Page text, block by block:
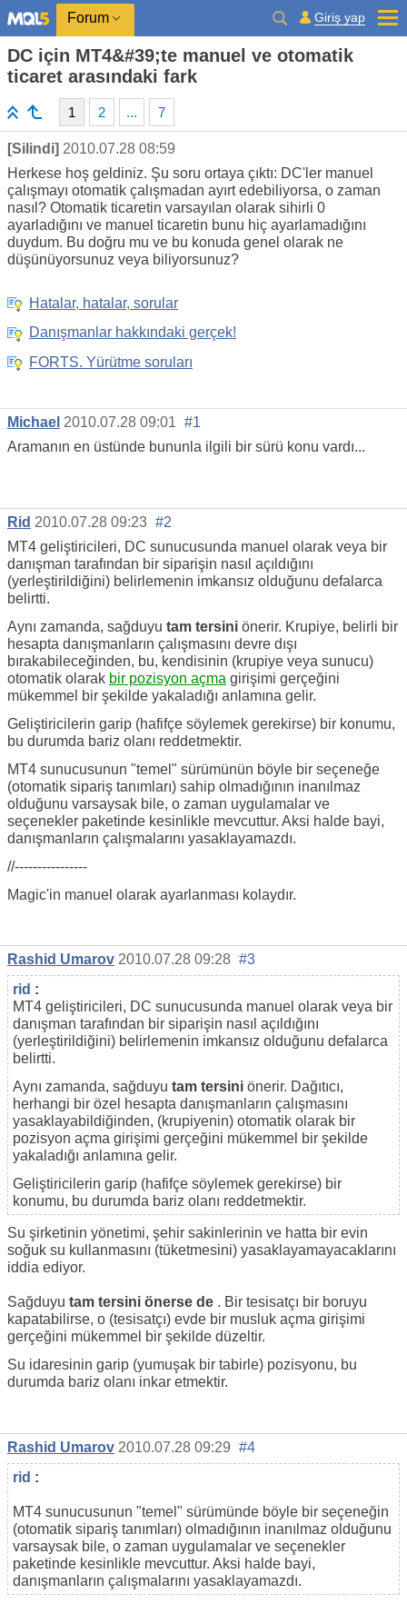
Forum Giriş yap
DC için MT4&#39;te manuel ve otomatik
ticaret arasındaki fark
1 2 ... 7
[Silindi] 2010.07.28 08:59
Herkese hoş geldiniz. Şu soru ortaya çıktı: DC'ler manuel
çalışmayı otomatik çalışmadan ayırt edebiliyorsa, o zaman
nasıl? Otomatik ticaretin varsayılan olarak sihirli 0
ayarladığını ve manuel ticaretin bunu hiç ayarlamadığını
duydum. Bu doğru mu ve bu konuda genel olarak ne
düşünüyorsunuz veya biliyorsunuz?
Hatalar, hatalar, sorular
Danışmanlar hakkındaki gerçek!
FORTS. Yürütme soruları
Michael 2010.07.28 09:01 #1
Aramanın en üstünde bununla ilgili bir sürü konu vardı...
Rid 2010.07.28 09:23 #2
MT4 geliştiricileri, DC sunucusunda manuel olarak veya bir
danışman tarafından bir siparişin nasıl açıldığını
(yerleştirildiğini) belirlemenin imkansız olduğunu defalarca
belirtti.
Aynı zamanda, sağduyu tam tersini önerir. Krupiye, belirli bir
hesapta danışmanların çalışmasını devre dışı
bırakabileceğinden, bu, kendisinin (krupiye veya sunucu)
otomatik olarak bir pozisyon açma girişimi gerçeğini
mükemmel bir şekilde yakaladığı anlamına gelir.
Geliştiricilerin garip (hafifçe söylemek gerekirse) bir konumu,
bu durumda bariz olanı reddetmektir.
MT4 sunucusunun "temel" sürümünün böyle bir seçeneğe
(otomatik sipariş tanımları) sahip olmadığının inanılmaz
olduğunu varsaysak bile, o zaman uygulamalar ve
seçenekler paketinde kesinlikle mevcuttur. Aksi halde bayi,
danışmanların çalışmalarını yasaklayamazdı.
//----------------
Magic'in manuel olarak ayarlanması kolaydır.
Rashid Umarov 2010.07.28 09:28 #3
rid :
MT4 geliştiricileri, DC sunucusunda manuel olarak veya bir
danışman tarafından bir siparişin nasıl açıldığını
(yerleştirildiğini) belirlemenin imkansız olduğunu defalarca
belirtti.
Aynı zamanda, sağduyu tam tersini önerir. Dağıtıcı,
herhangi bir özel hesapta danışmanların çalışmasını
yasaklayabildiğinden, (krupiyenin) otomatik olarak bir
pozisyon açma girişimi gerçeğini mükemmel bir şekilde
yakaladığı anlamına gelir.
Geliştiricilerin garip (hafifçe söylemek gerekirse) bir
konumu, bu durumda bariz olanı reddetmektir.
Su şirketinin yönetimi, şehir sakinlerinin ve hatta bir evin
soğuk su kullanmasını (tüketmesini) yasaklayamayacaklarını
iddia ediyor.
Sağduyu tam tersini önerse de . Bir tesisatçı bir boruyu
kapatabilirse, o (tesisatçı) evde bir musluk açma girişimi
gerçeğini mükemmel bir şekilde düzeltir.
Su idaresinin garip (yumuşak bir tabirle) pozisyonu, bu
durumda bariz olanı inkar etmektir.
Rashid Umarov 2010.07.28 09:29 #4
rid :
MT4 sunucusunun "temel" sürümünde böyle bir seçeneğin
(otomatik sipariş tanımları) olmadığının inanılmaz olduğunu
varsaysak bile, o zaman uygulamalar ve seçenekler
paketinde kesinlikle mevcuttur. Aksi halde bayi,
danışmanların çalışmalarını yasaklayamazdı.